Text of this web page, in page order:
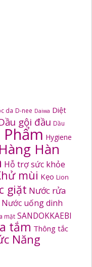
da D-nee Daiwa Diệt
gội đầu Dầu
Hygiene
Hàng Hàn
Hỗ trợ sức khỏe
mùi Kẹo Lion
giặt Nước rửa
Nước uống dinh
mặt SANDOKKAEBI
tắm Thông tắc
Năng